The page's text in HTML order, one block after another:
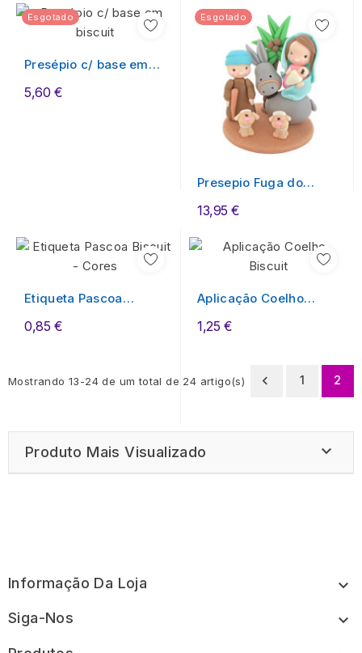
Esgotado
Presépio c/ base em
5,60 €
Esgotado
Presepio Fuga do
13,95 €
Etiqueta Pascoa
0,85 €
Aplicação Coelho
1,25 €
Mostrando 13-24 de um total de 24 artigo(s)  1 2
Produto Mais Visualizado 
Informação Da Loja 
Siga-Nos 